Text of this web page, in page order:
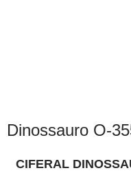
Dinossauro O-
CIFERAL